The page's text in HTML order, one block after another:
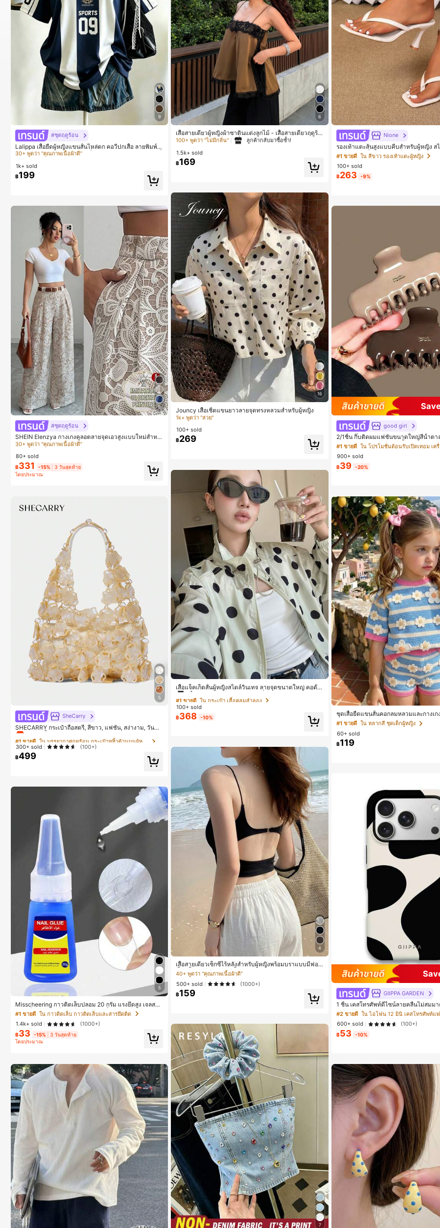
9
#ชุดฤดูร้อน
Lalippa เสื้อยืดผู้หญิงแขนสั้นไหล่ตก คอวีปกเสื้อ ลายพิมพ์ดิ
จิทัลลายทาง สไตล์สปอร์ตแฟชั่นมินิมอล ของขวัญสำหรับเพื่
#1 ขายดี
ใน หลากสี เสื้อยืดผู้หญิง
30+ พูดว่า "คุณภาพเนื้อผ้าดี"
#1 ขายดี ใน หลากสี เสื้อยืดผู้หญิง
30+ พูดว่า "คุณภาพเนื้อผ้าดี"
#1 ขายดี ใน หลากสี เสื้อยืดผู้หญิง
30+ พูดว่า "คุณภาพเนื้อผ้าดี"
#1 ขายดี
1k+ sold
฿199
5
#ชุดฤดูร้อน
SHEIN Elenzya กางเกงคูลอตลายจุดเอวสูงแบบใหม่สำหรั
บฤดูใบไม้ผลิ/ฤดูร้อน, สไตล์หรูหราเหมาะสำหรับใส่ในชีวิต
ญา, เทศกาลดนตรี, การแข่งม้าดาร์บี้, วันประกาศอิสรภาพ
#4 ขายดี ใน หลากสี กางเกงลำลอง
30+ พูดว่า "คุณภาพเนื้อผ้าดี"
#4 ขายดี
ใน หลากสี กางเกงลำลอง
30+ พูดว่า "คุณภาพเนื้อผ้าดี"
#4 ขายดี
ใน หลากสี กางเกงลำลอง
30+ พูดว่า "คุณภาพเนื้อผ้าดี"
#4 ขายดี
ใน หลากสี กางเกงลำลอง
80+ sold
฿331 -15%
3 วันสุดท้าย
โดยประมาณ
5
SheCarry
SHECARRY กระเป๋าถือสตรี, สีขาว, แฟชั่น, สง่างาม, วันหยุ
ด, งานปาร์ตี้
#1 ขายดี
เกือบหมดแล้ว!
เกือบหมดแล้ว!
เกือบหมดแล้ว!
#1 ขายดี
300+ sold (100+)
฿499
5
Misscheering กาวติดเล็บปลอม 20 กรัม แรงยึดสูง เจลสติก
เกอร์เล็บนุ่ม แห้งเร็ว เหมาะสำหรับผู้เริ่มต้นทำเล็บ ติดทนนา
น
#1 ขายดี ใน กาวติดเล็บ กาวติดเล็บและสารยึดติด
1.4k+ sold
(1000+)
฿33 -15%
3 วันสุดท้าย
โดยประมาณ
6
เสื้อสายเดี่ยวผู้หญิงผ้าซาตินแต่งลูกไม้ - เสื้อสายเดี่ยวฤดูร้อ
นสีคากีมีรอยผ่าด้านข้างที่น่าดึงดูดแบบสบายๆ
#1 ขายดี
ใน สีกากี เสื้อสตรี เสื้อเบลาส์ & Tee
100+ พูดว่า "ไม่มีกลิ่น"
ลูกค้ากลับมาซื้อซ้ำ!
#1 ขายดี
ใน สีกากี เสื้อสตรี เสื้อเบลาส์ & Tee
100+ พูดว่า "ไม่มีกลิ่น"
#1 ขายดี
ใน สีกากี เสื้อสตรี เสื้อเบลาส์ & Tee
100+ พูดว่า "ไม่มีกลิ่น"
#1 ขายดี
1.5k+ sold
฿169
16
Jouncy เสื้อเชิ้ตแขนยาวลายจุดทรงหลวมสำหรับผู้หญิง
#2 ขายดี ใน กระเป๋า เสื้อเชิ้ตทำงานมีกระเป๋า
1k+ พูดว่า "สวย"
#2 ขายดี ใน กระเป๋า เสื้อเชิ้ตทำงานมีกระเป๋า
1k+ พูดว่า "สวย"
#2 ขายดี ใน กระเป๋า เสื้อเชิ้ตทำงานมีกระเป๋า
1k+ พูดว่า "สวย"
#2 ขายดี
100+ sold
฿269
เสื้อแจ็คเก็ตสั้นผู้หญิงสไตล์วินเทจ ลายจุดขนาดใหญ่ คอตั้ง
เอวเข้ารูป แขนพอง ทรงหลวม แฟชั่นอเนกประสงค์ สำหรับใ
ส่ประจำวันและไปเที่ยวพักผ่อน
#1 ขายดี
ใน กระเป๋า เสื้อคลุมลำลอง
ลูกค้ากลับมาซื้อซ้ำ!
#1 ขายดี ใน กระเป๋า เสื้อคลุมลำลอง
ลูกค้ากลับมาซื้อซ้ำ!
#1 ขายดี ใน กระเป๋า เสื้อคลุมลำลอง
ลูกค้ากลับมาซื้อซ้ำ!
#1 ขายดี
ใน กระเป๋า เสื้อคลุมลำลอง
100+ sold
฿368 -10%
4
เสื้อสายเดี่ยวเซ็กซี่ไร้หลังสำหรับผู้หญิงพร้อมบราแบบมีฟอง
น้ำ, เสื้อกล้ามแขนกุด, เสื้อลำลองสีดำสำหรับฤดูร้อน
40+ พูดว่า "คุณภาพเนื้อผ้าดี"
500+ sold
(1000+)
฿159
7
Nione
รองเท้าแตะส้นสูงแบบคีบสำหรับผู้หญิง ส
อก สไตล์แฟรี่ฤดูร้อน ส้นเข็ม รองเท้าแต
ตะชายหาดแฟชั่นสายไขว้ รองเท้าผู้หญิ
าน กลางแจ้ง ดีไซน์หัวเหลี่ยม ชิคและหรู
ท์
#1 ขายดี ใน สีขาว รองเท้าแตะผู้หญิง
100+ sold
฿263 -9%
good girl
2/1ชิ้น กิ๊บติดผมแฟชั่นขนาดใหญ่สีน้ำตา
ญิง เหมาะสำหรับการอาบน้ำ ล้างหน้า แ
#1 ขายดี
900+ sold
฿39 -20%
ชุดเสื้อยืดแขนสั้นคอกลมหลวมและกางเก
ดรูปสำหรับเด็กผู้หญิง สไตล์มินิมอล เหมา
ลิและฤดูร้อน
#1 ขายดี ใน หลากสี ชุดเด็กผู้หญิง
60+ sold
฿119
GIIPPA GARDEN
1 ชิ้น เคสโทรศัพท์ดีไซน์ลายคลื่นไม่สมม
17 Pro Max, เหมาะสำหรับ Phone 16
ax, 14 Pro Max, เคสโทรศัพท์สไตล์เกาห
ากันได้กับ 11/12/13/14/15/16 Pro Max
เหมาะสำหรับทั้งชายและหญิง, ของขวัญ
ริสต์มาส, วันวาเลนไทน์, อีสเตอร์, ฤดูแต่
#2 ขายดี ใน ไอโฟน 12 มินิ เคสโทรศัพท์แ
600+ sold
(100+)
฿53 -10%